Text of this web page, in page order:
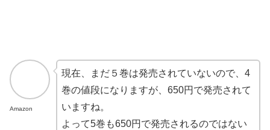
Amazon
現在、まだ５巻は発売されていないので、4
巻の値段になりますが、650円で発売されて
いますね。
よって5巻も650円で発売されるのではない